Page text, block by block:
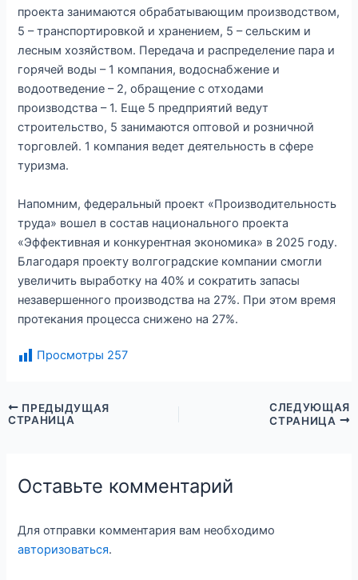
проекта занимаются обрабатывающим производством,
5 – транспортировкой и хранением, 5 – сельским и
лесным хозяйством. Передача и распределение пара и
горячей воды – 1 компания, водоснабжение и
водоотведение – 2, обращение с отходами
производства – 1. Еще 5 предприятий ведут
строительство, 5 занимаются оптовой и розничной
торговлей. 1 компания ведет деятельность в сфере
туризма.
Напомним, федеральный проект «Производительность
труда» вошел в состав национального проекта
«Эффективная и конкурентная экономика» в 2025 году.
Благодаря проекту волгоградские компании смогли
увеличить выработку на 40% и сократить запасы
незавершенного производства на 27%. При этом время
протекания процесса снижено на 27%.
Просмотры 257
ПРЕДЫДУЩАЯ
СТРАНИЦА
СЛЕДУЮЩАЯ
СТРАНИЦА
Оставьте комментарий
Для отправки комментария вам необходимо
авторизоваться.